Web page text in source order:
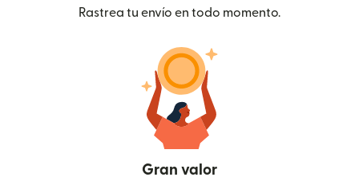
Rastrea tu envío en todo momento.
Gran valor